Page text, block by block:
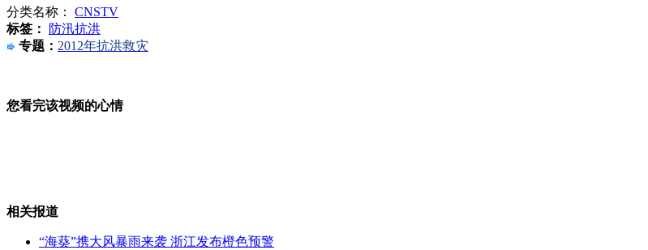
湖北载23吨汽油罐车侧翻悬崖1死3伤
专家回应中华民族复兴完成62%质疑
分类名称： CNSTV
标签：
防汛抗洪
专题： 2012年抗洪救灾
您看完该视频的心情
相关报道
“海葵”携大风暴雨来袭 浙江发布橙色预警